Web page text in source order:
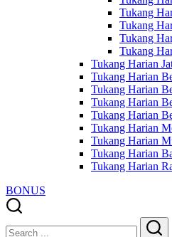
Tukang
Tukang
Tukang
Tukang
Tukang Harian
Tukang Harian
Tukang Harian
Tukang Harian
Tukang Harian
Tukang Harian
Tukang Harian
Tukang Harian
Tukang Harian
BONUS
Search